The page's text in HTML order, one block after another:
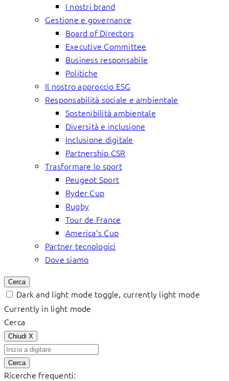
I nostri brand
Gestione e governance
Board of Directors
Executive Committee
Business responsabile
Politiche
Il nostro approccio ESG
Responsabilità sociale e ambientale
Sostenibilità ambientale
Diversità e inclusione
Inclusione digitale
Partnership CSR
Trasformare lo sport
Peugeot Sport
Ryder Cup
Rugby
Tour de France
America’s Cup
Partner tecnologici
Dove siamo
Cerca
Dark and light mode toggle, currently light mode
Currently in light mode
Cerca
Chiudi X
Cerca
Ricerche frequenti: